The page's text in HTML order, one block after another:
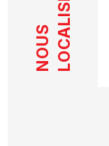
NOUS LOCALISER